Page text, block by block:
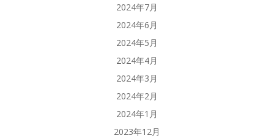
2024年7月
2024年6月
2024年5月
2024年4月
2024年3月
2024年2月
2024年1月
2023年12月